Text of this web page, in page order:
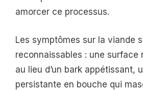
amorcer ce processus.
Les symptômes sur la viande
reconnaissables : une surface
au lieu d’un bark appétissant,
persistante en bouche qui